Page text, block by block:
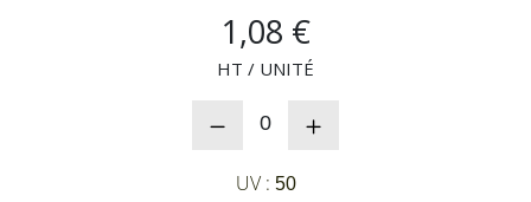
1,08 €
HT / UNITÉ
0
UV : 50